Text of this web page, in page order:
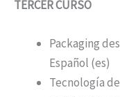
TERCER CURSO
Packaging
Español (es)
Tecnología